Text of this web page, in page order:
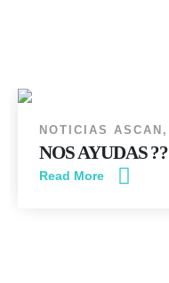
NOTICIAS ASCAN ,
NOS AYUDAS ??
Read More